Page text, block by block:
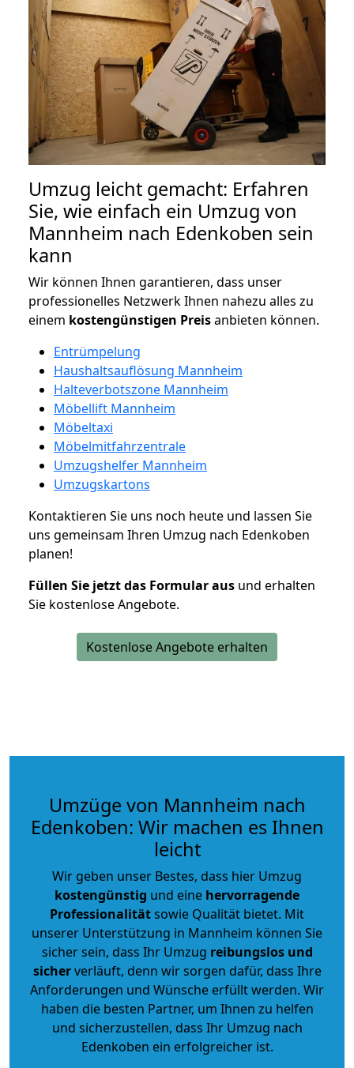
Umzug leicht gemacht: Erfahren
Sie, wie einfach ein Umzug von
Mannheim nach Edenkoben sein
kann
Wir können Ihnen garantieren, dass unser
professionelles Netzwerk Ihnen nahezu alles zu
einem kostengünstigen Preisanbieten können.
Entrümpelung
Haushaltsauflösung Mannheim
Halteverbotszone Mannheim
Möbellift Mannheim
Möbeltaxi
Möbelmitfahrzentrale
Umzugshelfer Mannheim
Umzugskartons
Kontaktieren Sie uns noch heute und lassen Sie
uns gemeinsam Ihren Umzug nach Edenkoben
planen!
Füllen Sie jetzt das Formular aus und erhalten
Sie kostenlose Angebote.
Kostenlose Angebote erhalten
Umzüge von Mannheim nach
Edenkoben: Wir machen es Ihnen
leicht
Wir geben unser Bestes, dass hier Umzug
kostengünstig und eine hervorragende
Professionalitätsowie Qualität bietet. Mit
unserer Unterstützung in Mannheim können Sie
sicher sein, dass Ihr Umzug reibungslos und
sicherverläuft, denn wir sorgen dafür, dass Ihre
Anforderungen und Wünsche erfüllt werden. Wir
haben die besten Partner, um Ihnen zu helfen
und sicherzustellen, dass Ihr Umzug nach
Edenkoben ein erfolgreicher ist.